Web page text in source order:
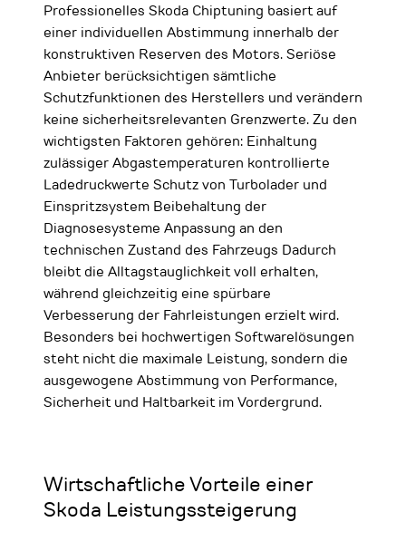
Professionelles Skoda Chiptuning basiert auf
einer individuellen Abstimmung innerhalb der
konstruktiven Reserven des Motors. Seriöse
Anbieter berücksichtigen sämtliche
Schutzfunktionen des Herstellers und verändern
keine sicherheitsrelevanten Grenzwerte. Zu den
wichtigsten Faktoren gehören: Einhaltung
zulässiger Abgastemperaturen kontrollierte
Ladedruckwerte Schutz von Turbolader und
Einspritzsystem Beibehaltung der
Diagnosesysteme Anpassung an den
technischen Zustand des Fahrzeugs Dadurch
bleibt die Alltagstauglichkeit voll erhalten,
während gleichzeitig eine spürbare
Verbesserung der Fahrleistungen erzielt wird.
Besonders bei hochwertigen Softwarelösungen
steht nicht die maximale Leistung, sondern die
ausgewogene Abstimmung von Performance,
Sicherheit und Haltbarkeit im Vordergrund.
Wirtschaftliche Vorteile einer
Skoda Leistungssteigerung